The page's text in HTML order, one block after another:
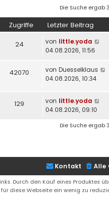
Die Suche ergab
Zugriffe Letzter Beitrag
24 von little.yoda
04.08.2026, 11:56
42070 von Duesselklaus
04.08.2026, 10:34
129 von little.yoda
04.08.2026, 09:10
Die Suche ergab
Alle
Kontakt
Durch den Kauf eines Produktes
diese Webseite ein wenig zu